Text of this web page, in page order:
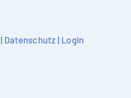
| Datenschutz| Login